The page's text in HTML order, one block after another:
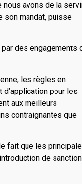
nous avons de la
son mandat, puisse
des engagements
les règles en
pour les
aux meilleurs
contraignantes que
fait que les
de